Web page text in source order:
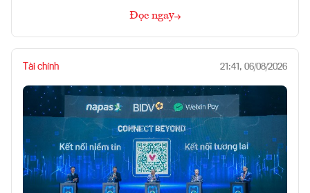
Đọc ngay
Tài chính 21:41, 06/08/2026